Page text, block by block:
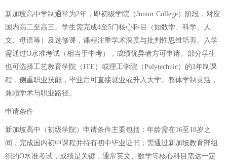
新加坡高中学制通常为2年，即初级学院（Junior College）阶段，对应
国内高二至高三。学生需完成4至5门核心科目（如数学、科学、人
文、母语等）及选修课，课程注重学术深度与批判性思维培养。入学
需通过O水准考试（相当于中考），成绩优异者方可申请。部分学生
也可选择工艺教育学院（ITE）或理工学院（Polytechnic）的3年制课
程，侧重职业技能，毕业后可直接就业或升入大学。整体学制灵活，
兼顾学术与职业路径。
申请条件
新加坡高中（初级学院）申请条件主要包括：年龄需在16至18岁之
间，完成国内初中课程并持有初中毕业证书；需通过新加坡教育部组
织的O水准考试，成绩是关键，通常英文、数学等核心科目需达一定